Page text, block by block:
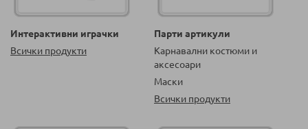
Интерактивни играчки
Всички продукти
Парти артикули
Карнавални костюми и
аксесоари
Маски
Всички продукти